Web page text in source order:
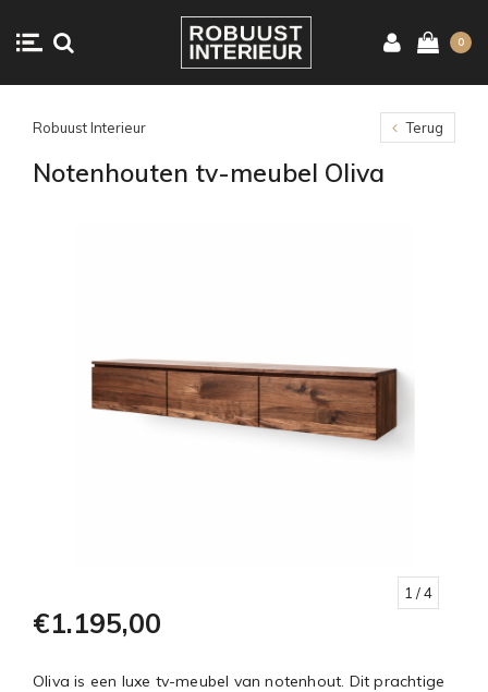
0
Robuust Interieur Terug
Notenhouten tv-meubel Oliva
1 / 4
€1.195,00
Oliva is een luxe tv-meubel van notenhout. Dit prachtige